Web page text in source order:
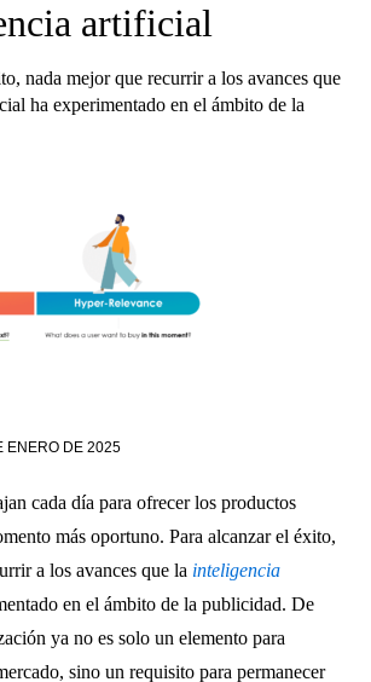
artificial
nada mejor que recurrir a los avances que
ha experimentado en el ámbito de la
ENERO DE 2025
cada día para ofrecer los productos
más oportuno. Para alcanzar el éxito,
a los avances que la inteligencia
en el ámbito de la publicidad. De
ya no es solo un elemento para
sino un requisito para permanecer